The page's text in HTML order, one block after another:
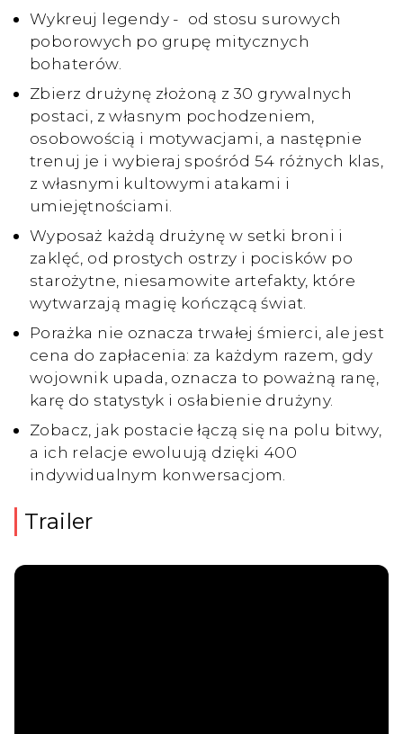
Wykreuj legendy - od stosu surowych
poborowych po grupę mitycznych
bohaterów.
Zbierz drużynę złożoną z 30 grywalnych
postaci, z własnym pochodzeniem,
osobowością i motywacjami, a następnie
trenuj je i wybieraj spośród 54 różnych klas,
z własnymi kultowymi atakami i
umiejętnościami.
Wyposaż każdą drużynę w setki broni i
zaklęć, od prostych ostrzy i pocisków po
starożytne, niesamowite artefakty, które
wytwarzają magię kończącą świat.
Porażka nie oznacza trwałej śmierci, ale jest
cena do zapłacenia: za każdym razem, gdy
wojownik upada, oznacza to poważną ranę,
karę do statystyk i osłabienie drużyny.
Zobacz, jak postacie łączą się na polu bitwy,
a ich relacje ewoluują dzięki 400
indywidualnym konwersacjom.
Trailer